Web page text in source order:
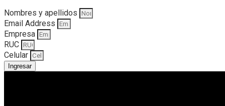
Nombres y apellidos
Email Address
Empresa
RUC
Celular
Ingresar